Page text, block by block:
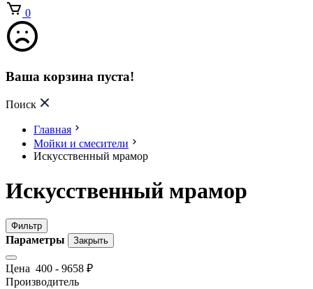
0
Ваша корзина пуста!
Поиск
Главная
Мойки и смесители
Искусственный мрамор
Искусственный мрамор
Фильтр
Параметры Закрыть
Цена 400 - 9658 ₽
Производитель